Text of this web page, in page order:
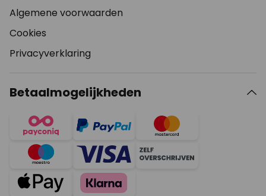
Algemene voorwaarden
Cookies
Privacyverklaring
Betaalmogelijkheden